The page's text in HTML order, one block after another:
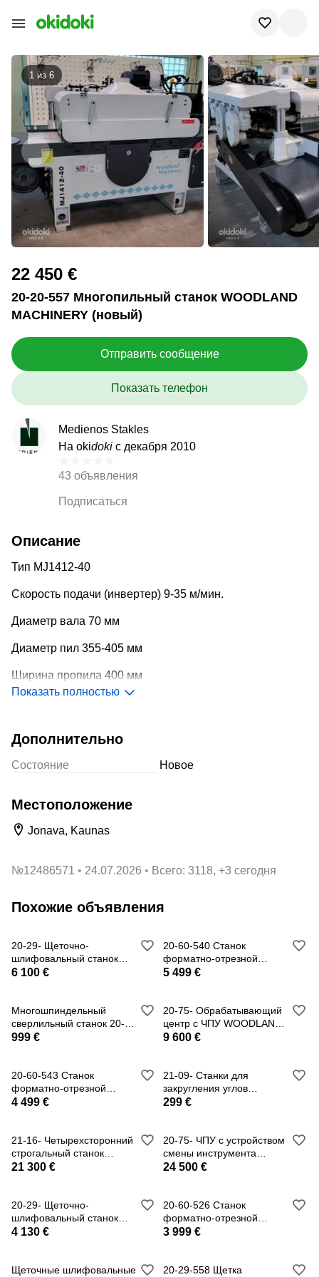
1 из 6
22 450 €
20-20-557 Многопильный станок WOODLAND
MACHINERY (новый)
Отправить сообщение
Показать телефон
Medienos Stakles
На okidoki с декабря 2010
43 объявления
Подписаться
Описание
Тип MJ1412-40
Скорость подачи (инвертер) 9-35 м/мин.
Диаметр вала 70 мм
Диаметр пил 355-405 мм
Ширина пропила 400 мм
Размеры для транспортировки 3000x1300x1500 мм
Вес 2000 кг
Цена 22450 Eur (EXW Йонава, Литва)
Показать полностью
Дополнительно
Состояние Новое
Местоположение
Jonava, Kaunas
№12486571 24.07.2026 Всего: 3118, +3 сегодня
Похожие объявления
20-29- Щеточно-
шлифовальный станок
WOODLAND MACHINERY
6 100 €
20-60-540 Станок
форматно-отрезной
MJ6128TA(400) Woodland
5 499 €
Многошпиндельный
сверлильный станок 20-
90-541 WOODLAND
999 €
20-75- Обрабатывающий
центр с ЧПУ WOODLAND
MACHINERY (новый)
9 600 €
20-60-543 Станок
форматно-отрезной
MJ6122TD(400) Woodland
4 499 €
21-09- Станки для
закругления углов
WOODLAND MACHINERY
299 €
21-16- Четырехсторонний
строгальный станок
WOODLAND MACHINERY (
21 300 €
20-75- ЧПУ с устройством
смены инструмента
WOODLAND MACHINERY
24 500 €
20-29- Щеточно-
шлифовальный станок
WOODLAND MACHINERY
4 130 €
20-60-526 Станок
форматно-отрезной
MJ6116TD(400) Woodland
3 999 €
Щеточные шлифовальные 20-29-558 Щетка